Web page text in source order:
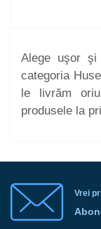
Alege uşor şi
categoria
le livrăm
produsele la
Vrei